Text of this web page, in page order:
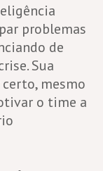
problemas
de
Sua
mesmo
o time a